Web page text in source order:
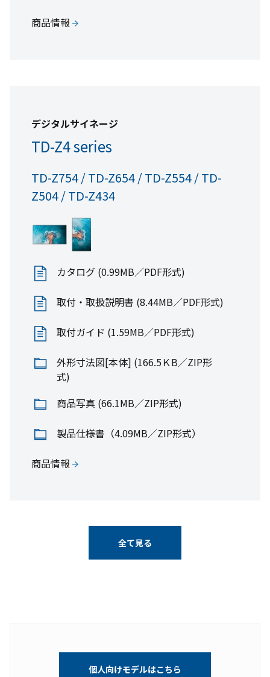
商品情報
デジタルサイネージ
TD-Z4 series
TD-Z754 / TD-Z654 / TD-Z554 / TD-
Z504 / TD-Z434
カタログ (0.99MB／PDF形式)
取付・取扱説明書 (8.44MB／PDF形式)
取付ガイド (1.59MB／PDF形式)
外形寸法図[本体] (166.5ＫB／ZIP形
式)
商品写真 (66.1MB／ZIP形式)
製品仕様書（4.09MB／ZIP形式）
商品情報
全て見る
商品情報
個人向けモデルはこちら